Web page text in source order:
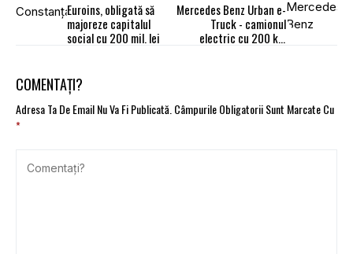
Euroins, obligată să
majoreze capitalul
social cu 200 mil. lei
Mercedes Benz Urban e-
Truck - camionul
electric cu 200 km
COMENTAȚI?
Adresa Ta De Email Nu Va Fi Publicată. Câmpurile Obligatorii Sunt Marcate Cu
*